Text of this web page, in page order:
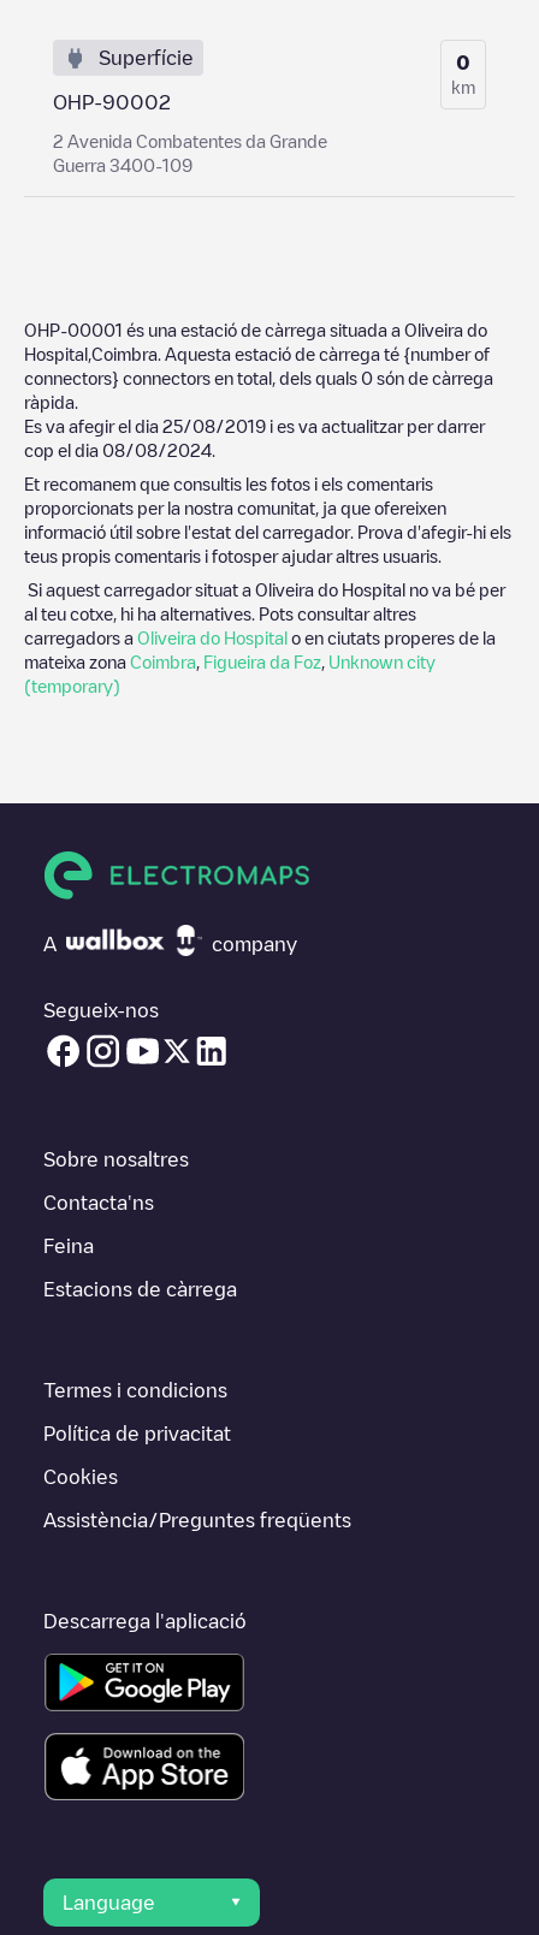
Superfície
OHP-90002
2 Avenida Combatentes da Grande
Guerra 3400-109
0
km
OHP-00001 és una estació de càrrega situada a Oliveira do
Hospital Coimbra . Aquesta estació de càrrega té {number of
connectors} connectors en total, dels quals 0 són de càrrega
ràpida.
Es va afegir el dia 25/08/2019 i es va actualitzar per darrer
cop el dia 08/08/2024
Et recomanem que consultis les fotos i els comentaris
proporcionats per la nostra comunitat, ja que ofereixen
informació útil sobre l'estat del carregador. Prova d'afegir-hi els
teus propis comentaris i fotosper ajudar altres usuaris.
Si aquest carregador situat a Oliveira do Hospital no va bé per
al teu cotxe, hi ha alternatives. Pots consultar altres
carregadors a Oliveira do Hospital o en ciutats properes de la
mateixa zona Coimbra Figueira da Foz Unknown city
(temporary)
A company
Segueix-nos
Sobre nosaltres
Contacta'ns
Feina
Estacions de càrrega
Termes i condicions
Política de privacitat
Cookies
Assistència/Preguntes freqüents
Descarrega l'aplicació
Language